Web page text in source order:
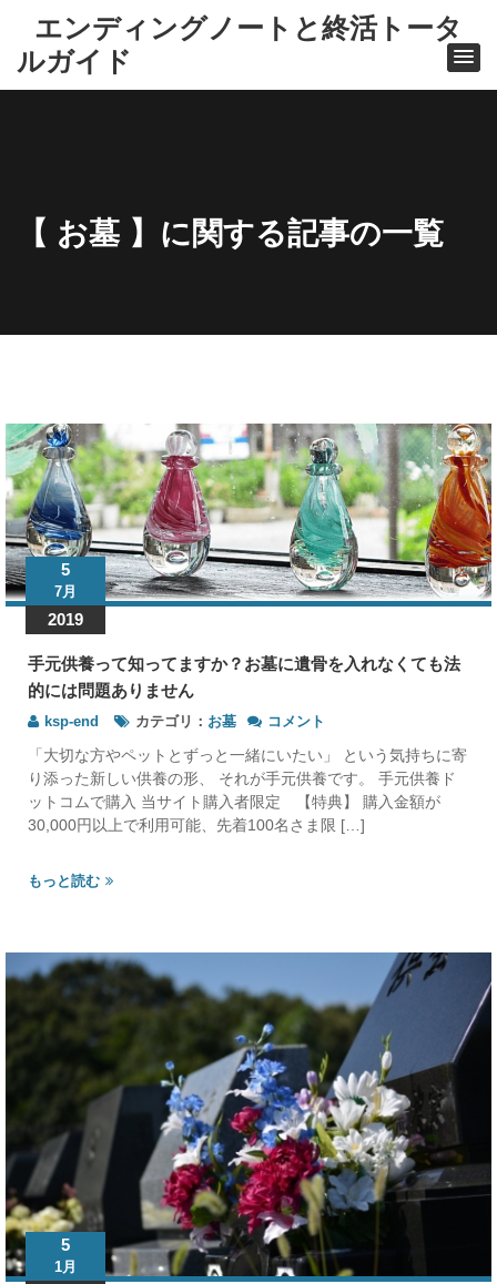
エンディングノートと終活トータ
ルガイド
【 お墓 】に関する記事の一覧
5
7月
2019
手元供養って知ってますか？お墓に遺骨を入れなくても法
的には問題ありません
ksp-end カテゴリ： お墓
手
供
養
っ
て
か？
墓
に
遺
骨
を
入
れ
な
く
て
も
法
的
に
コメント
「大切な方やペットとずっと一緒にいたい」 という気持ちに寄
り添った新しい供養の形、 それが手元供養です。 手元供養ド
ットコムで購入 当サイト購入者限定 【特典】 購入金額が
30,000円以上で利用可能、先着100名さま限 […]
もっと読む
5
1月